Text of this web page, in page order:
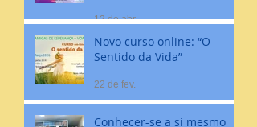
12 de abr.
Novo curso online: “O
Sentido da Vida”
22 de fev.
Conhecer-se a si mesmo